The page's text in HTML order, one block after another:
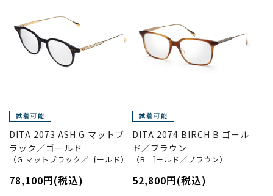
DITA 2073 ASH G マットブ
ラック／ゴールド
（G マットブラック／ゴールド）
78,100円(税込)
DITA 2074 BIRCH B ゴール
ド／ブラウン
（B ゴールド／ブラウン）
52,800円(税込)